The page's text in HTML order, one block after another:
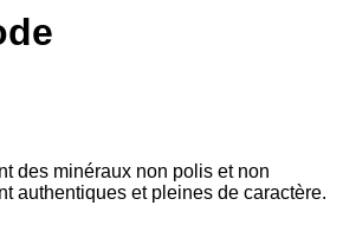
des minéraux non polis et non
authentiques et pleines de caractère.